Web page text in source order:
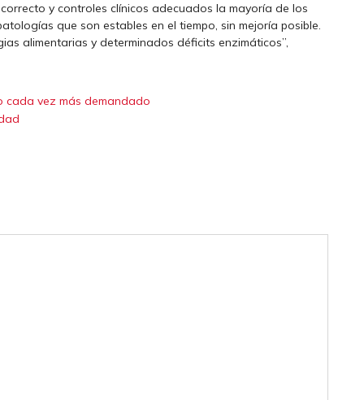
y controles clínicos adecuados la mayoría de los
que son estables en el tiempo, sin mejoría posible.
alimentarias y determinados déficits enzimáticos”,
cada vez más demandado